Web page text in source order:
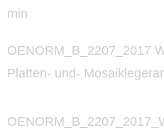
min
OENORM_B_2207_2017
Platten- und-